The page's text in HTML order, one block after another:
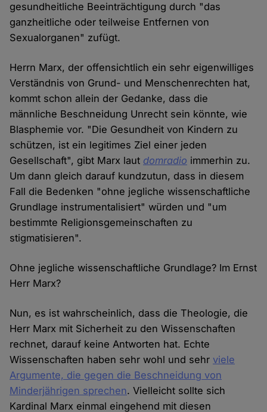
gesundheitliche Beeinträchtigung durch "das
ganzheitliche oder teilweise Entfernen von
Sexualorganen" zufügt.
Herrn Marx, der offensichtlich ein sehr eigenwilliges
Verständnis von Grund- und Menschenrechten hat,
kommt schon allein der Gedanke, dass die
männliche Beschneidung Unrecht sein könnte, wie
Blasphemie vor. "Die Gesundheit von Kindern zu
schützen, ist ein legitimes Ziel einer jeden
Gesellschaft", gibt Marx laut domradio immerhin zu.
Um dann gleich darauf kundzutun, dass in diesem
Fall die Bedenken "ohne jegliche wissenschaftliche
Grundlage instrumentalisiert" würden und "um
bestimmte Religionsgemeinschaften zu
stigmatisieren".
Ohne jegliche wissenschaftliche Grundlage? Im Ernst
Herr Marx?
Nun, es ist wahrscheinlich, dass die Theologie, die
Herr Marx mit Sicherheit zu den Wissenschaften
rechnet, darauf keine Antworten hat. Echte
Wissenschaften haben sehr wohl und sehrviele
Argumente, die gegen die Beschneidung von
Minderjährigen sprechen. Vielleicht sollte sich
Kardinal Marx einmal eingehend mit diesen